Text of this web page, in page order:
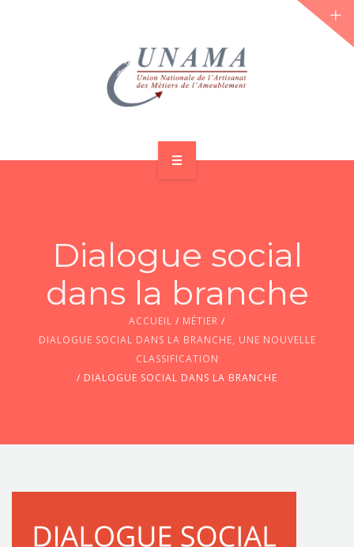
LES JOURNÉES 2026 ⌵
ACTUS & DOSSIERS
AGENDA
Dialogue social
dans la branche
ACCUEIL / MÉTIER /
DIALOGUE SOCIAL DANS LA BRANCHE, UNE NOUVELLE
CLASSIFICATION
/ DIALOGUE SOCIAL DANS LA BRANCHE